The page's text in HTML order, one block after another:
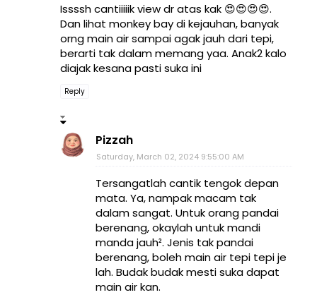
Issssh cantiiiiik view dr atas kak 😍😍😍😍.
Dan lihat monkey bay di kejauhan, banyak
orng main air sampai agak jauh dari tepi,
berarti tak dalam memang yaa. Anak2 kalo
diajak kesana pasti suka ini
Reply
Pizzah
Saturday, March 02, 2024 9:55:00 AM
Tersangatlah cantik tengok depan
mata. Ya, nampak macam tak
dalam sangat. Untuk orang pandai
berenang, okaylah untuk mandi
manda jauh². Jenis tak pandai
berenang, boleh main air tepi tepi je
lah. Budak budak mesti suka dapat
main air kan.